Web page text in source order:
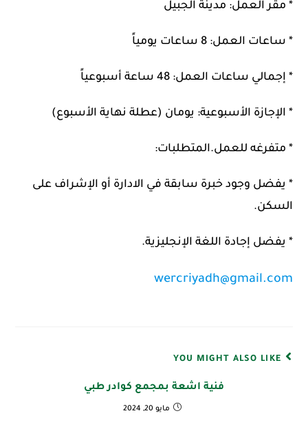
* مقر العمل: مدينة الجبيل
* ساعات العمل: 8 ساعات يومياً
* إجمالي ساعات العمل: 48 ساعة أسبوعياً
* الإجازة الأسبوعية: يومان (عطلة نهاية الأسبوع)
* ⁠متفرغه للعمل.المتطلبات:
* يفضل وجود خبرة سابقة في الادارة أو الإشراف على
السكن.
* يفضل إجادة اللغة الإنجليزية.
wercriyadh@gmail.com
YOU MIGHT ALSO LIKE
فنية اشعة بمجمع كوادر طبي
مايو 20, 2024